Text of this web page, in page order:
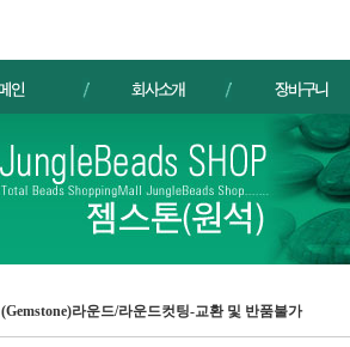
(Gemstone)라운드/라운드컷팅-교환 및 반품불가